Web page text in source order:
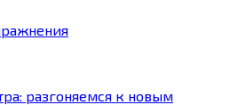
разгоняемся к новым